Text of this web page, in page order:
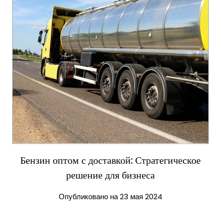
Бензин оптом с доставкой: Стратегическое
решение для бизнеса
Опубликовано на 23 мая 2024